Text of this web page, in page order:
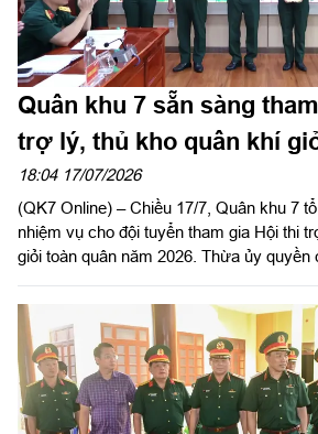
Quân khu 7 sẵn sàng
trợ lý, thủ kho quân khí
năm 2026
18:04 17/07/2026
(QK7 Online) – Chiều 17/7, Quân khu 7
nhiệm vụ cho đội tuyển tham gia Hội thi
giỏi toàn quân năm 2026. Thừa ủy
Kỹ thuật Quân khu chủ trì hội nghị.